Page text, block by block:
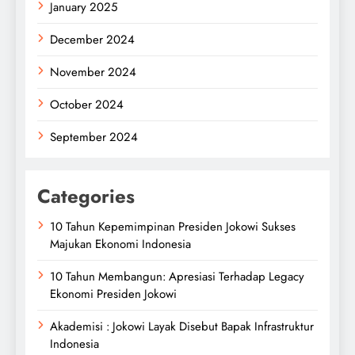
January 2025
December 2024
November 2024
October 2024
September 2024
Categories
10 Tahun Kepemimpinan Presiden Jokowi Sukses
Majukan Ekonomi Indonesia
10 Tahun Membangun: Apresiasi Terhadap Legacy
Ekonomi Presiden Jokowi
Akademisi : Jokowi Layak Disebut Bapak Infrastruktur
Indonesia